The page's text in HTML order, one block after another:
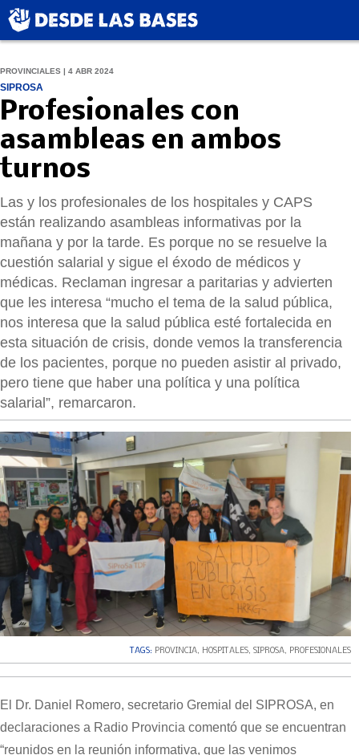
PROVINCIALES | 4 ABR 2024
SIPROSA
Profesionales con
asambleas en ambos
turnos
Las y los profesionales de los hospitales y CAPS
están realizando asambleas informativas por la
mañana y por la tarde. Es porque no se resuelve la
cuestión salarial y sigue el éxodo de médicos y
médicas. Reclaman ingresar a paritarias y advierten
que les interesa “mucho el tema de la salud pública,
nos interesa que la salud pública esté fortalecida en
esta situación de crisis, donde vemos la transferencia
de los pacientes, porque no pueden asistir al privado,
pero tiene que haber una política y una política
salarial”, remarcaron.
TAGS: PROVINCIA, HOSPITALES, SIPROSA, PROFESIONALES
El Dr. Daniel Romero, secretario Gremial del SIPROSA, en
declaraciones a Radio Provincia comentó que se encuentran
“reunidos en la reunión informativa, que las venimos